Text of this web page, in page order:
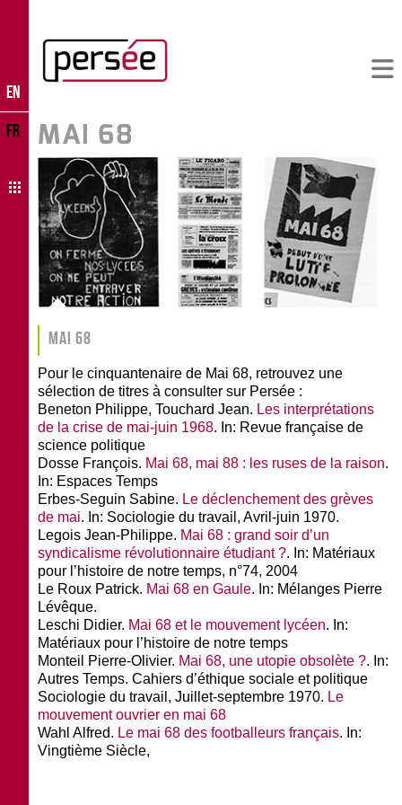
EN
FR
MAI 68
Mai 68
Pour le cinquantenaire de Mai 68, retrouvez une
sélection de titres à consulter sur Persée :
Beneton Philippe, Touchard Jean. Les interprétations
de la crise de mai-juin 1968. In: Revue française de
science politique
Dosse François. Mai 68, mai 88 : les ruses de la raison.
In: Espaces Temps
Erbes-Seguin Sabine. Le déclenchement des grèves
de mai. In: Sociologie du travail , Avril-juin 1970.
Legois Jean-Philippe. Mai 68 : grand soir d’un
syndicalisme révolutionnaire étudiant ?. In: Matériaux
pour l’histoire de notre temps, n°74, 2004
Le Roux Patrick. Mai 68 en Gaule. In: Mélanges Pierre
Lévêque.
Leschi Didier. Mai 68 et le mouvement lycéen. In:
Matériaux pour l’histoire de notre temps
Monteil Pierre-Olivier. Mai 68, une utopie obsolète ?. In:
Autres Temps. Cahiers d’éthique sociale et politique
Sociologie du travail , Juillet-septembre 1970. Le
mouvement ouvrier en mai 68
Wahl Alfred. Le mai 68 des footballeurs français. In:
Vingtième Siècle,